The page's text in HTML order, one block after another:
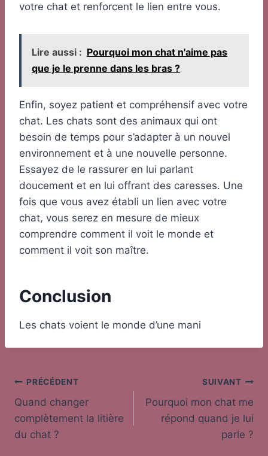
votre chat et renforcent le lien entre vous.
Lire aussi : Pourquoi mon chat n'aime pas
que je le prenne dans les bras ?
Enfin, soyez patient et compréhensif avec votre
chat. Les chats sont des animaux qui ont
besoin de temps pour s’adapter à un nouvel
environnement et à une nouvelle personne.
Essayez de le rassurer en lui parlant
doucement et en lui offrant des caresses. Une
fois que vous avez établi un lien avec votre
chat, vous serez en mesure de mieux
comprendre comment il voit le monde et
comment il voit son maître.
Conclusion
Les chats voient le monde d’une mani
Navigation
de
l’article
PRÉCÉDENT
Quand changer
complètement la litière
du chat ?
SUIVANT
Pourquoi mon chat me
répond quand je lui
parle ?